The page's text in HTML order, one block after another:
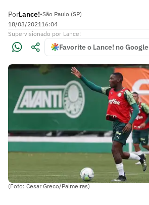
PorLance!•São Paulo (SP)
18/03/202116:04
Supervisionado por Lance!
Favorite o Lance! no Google
(Foto: Cesar Greco/Palmeiras)